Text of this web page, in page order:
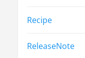
Recipe
ReleaseNote